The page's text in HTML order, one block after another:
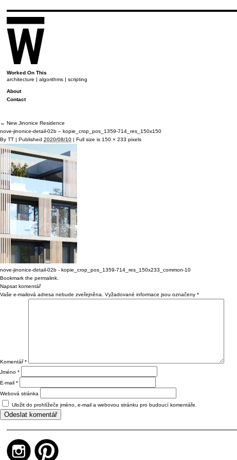
Worked On This
architecture | algorithms | scripting
About
Contact
← New Jinonice Residence
nove-jinonice-detail-02b – kopie_crop_pos_1359-714_res_150x150
By TT | Published 2020/08/10 | Full size is 150 × 233 pixels
nove-jinonice-detail-02b - kopie_crop_pos_1359-714_res_150x233_common-10
Bookmark the permalink
Napsat komentář
Vaše e-mailová adresa nebude zveřejněna.
Vyžadované informace jsou označeny *
Komentář*
Jméno *
E-mail *
Webová stránka
Uložit do prohlížeče jméno, e-mail a webovou stránku pro budoucí komentáře.